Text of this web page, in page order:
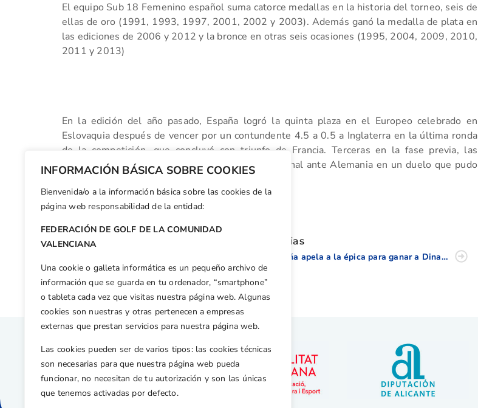
INFORMACIÓN BÁSICA SOBRE COOKIES
Bienvenida/o a la información básica sobre las cookies de la
página web responsabilidad de la entidad:
FEDERACIÓN DE GOLF DE LA COMUNIDAD
VALENCIANA
Una cookie o galleta informática es un pequeño archivo de
información que se guarda en tu ordenador, “smartphone”
o tableta cada vez que visitas nuestra página web. Algunas
cookies son nuestras y otras pertenecen a empresas
externas que prestan servicios para nuestra página web.
Las cookies pueden ser de varios tipos: las cookies técnicas
son necesarias para que nuestra página web pueda
funcionar, no necesitan de tu autorización y son las únicas
que tenemos activadas por defecto.
El equipo Sub 18 Femenino español suma catorce medallas en la historia del torneo, seis de
ellas de oro (1991, 1993, 1997, 2001, 2002 y 2003). Además ganó la medalla de plata en
las ediciones de 2006 y 2012 y la bronce en otras seis ocasiones (1995, 2004, 2009, 2010,
2011 y 2013)
En la edición del año pasado, España logró la quinta plaza en el Europeo celebrado en
Eslovaquia después de vencer por un contundente 4.5 a 0.5 a Inglaterra en la última ronda
de la competición, que concluyó con triunfo de Francia. Terceras en la fase previa, las
españolas tropezaron in extremis en cuartos de final ante Alemania en un duelo que pudo
Facebook
X WhatsApp
LinkedIn
Email
Otras noticias
España apela a la épica para ganar a Dinamarca en el Europeo Absoluto Femenino